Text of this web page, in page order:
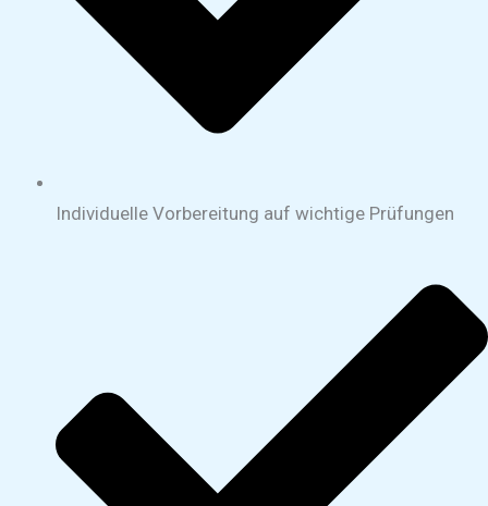
Individuelle Vorbereitung auf wichtige Prüfungen